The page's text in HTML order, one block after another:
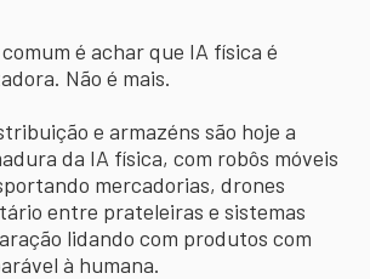
é achar que IA física é
Não é mais.
e armazéns são hoje a
da IA física, com robôs móveis
mercadorias, drones
entre prateleiras e sistemas
lidando com produtos com
à humana.